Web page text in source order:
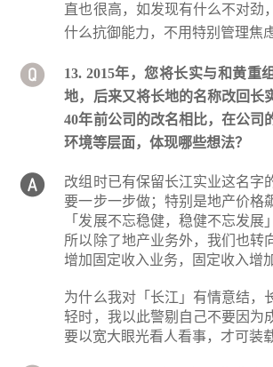
直也很高，如发现有什么不对劲
什么抗御能力，不用特别管理焦
13. 2015年，您将长实与和黄重
地，后来又将长地的名称改回长
40年前公司的改名相比，在公司
环境等层面，体现哪些想法？
改组时已有保留长江实业这名字
要一步一步做；特别是地产价格
「发展不忘稳健，稳健不忘发展
所以除了地产业务外，我们也转
增加固定收入业务，固定收入增
为什么我对「长江」有情意结，
轻时，我以此警剔自己不要因为
要以宽大眼光看人看事，才可装